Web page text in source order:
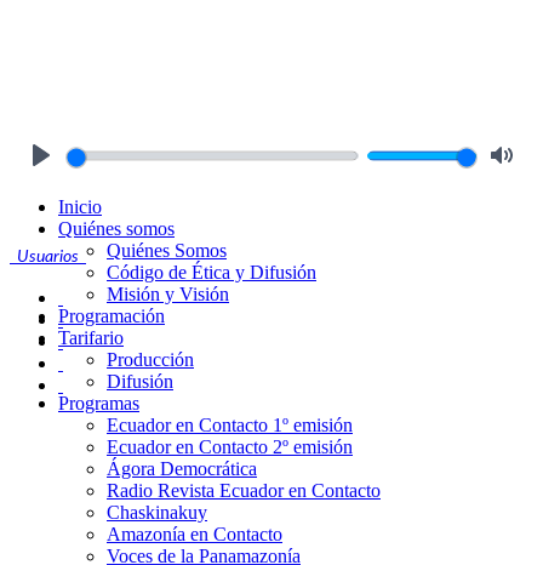
Usuarios
Inicio
Quiénes somos
Quiénes Somos
Código de Ética y Difusión
Misión y Visión
Programación
Tarifario
Producción
Difusión
Programas
Ecuador en Contacto 1º emisión
Ecuador en Contacto 2º emisión
Ágora Democrática
Radio Revista Ecuador en Contacto
Chaskinakuy
Amazonía en Contacto
Voces de la Panamazonía